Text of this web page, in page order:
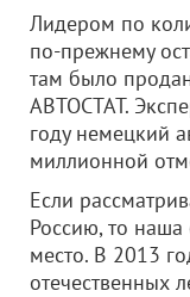
Лидером по
по-прежнему
там было
АВТОСТАТ.
году немецкий
миллионной
Если
Россию, то наша
место. В 2013
отечественных